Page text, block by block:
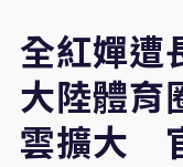
全紅嬋遭
大陸體育
雲擴大